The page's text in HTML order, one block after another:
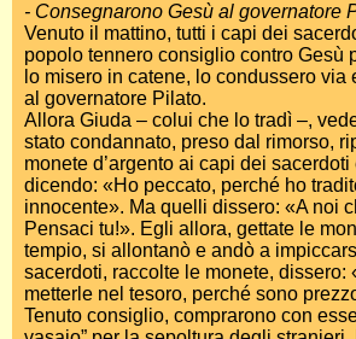
- Consegnarono Gesù al governatore
Venuto il mattino, tutti i capi dei
popolo tennero consiglio contro Gesù
lo misero in catene, lo condussero via
al governatore Pilato.
Allora Giuda – colui che lo tradì –,
stato condannato, preso dal rimorso,
monete d’argento ai capi dei
dicendo: «Ho peccato, perché ho
innocente». Ma quelli dissero: «A noi
Pensaci tu!». Egli allora, gettate le
tempio, si allontanò e andò a
sacerdoti, raccolte le monete, dissero:
metterle nel tesoro, perché sono
Tenuto consiglio, comprarono con